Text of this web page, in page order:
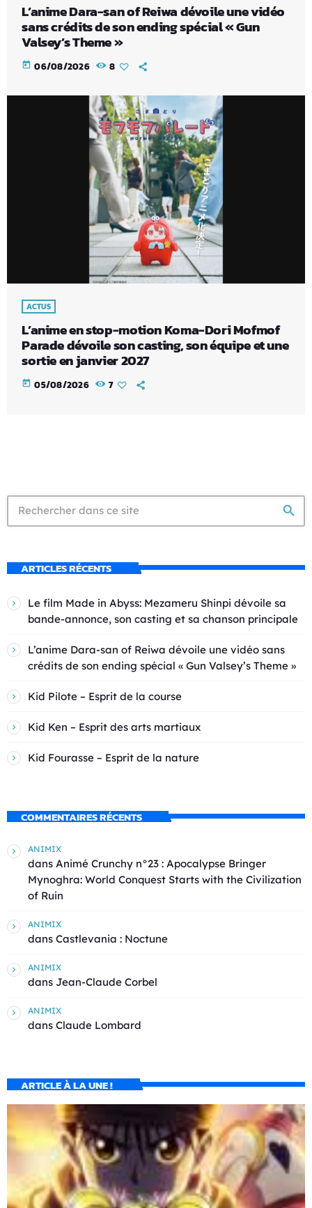
L’anime Dara-san of Reiwa dévoile une vidéo
sans crédits de son ending spécial « Gun
Valsey’s Theme »
today 06/08/2026 8
ACTUS
L’anime en stop-motion Koma-Dori Mofmof
Parade dévoile son casting, son équipe et une
sortie en janvier 2027
today 05/08/2026 7
search
ARTICLES RÉCENTS
Le film Made in Abyss: Mezameru Shinpi dévoile sa
bande-annonce, son casting et sa chanson principale
L’anime Dara-san of Reiwa dévoile une vidéo sans
crédits de son ending spécial « Gun Valsey’s Theme »
Kid Pilote – Esprit de la course
Kid Ken – Esprit des arts martiaux
Kid Fourasse – Esprit de la nature
COMMENTAIRES RÉCENTS
ANIMIX
dans Animé Crunchy n°23 : Apocalypse Bringer
Mynoghra: World Conquest Starts with the Civilization
of Ruin
ANIMIX
dans Castlevania : Noctune
ANIMIX
dans Jean-Claude Corbel
ANIMIX
dans Claude Lombard
ARTICLE À LA UNE !